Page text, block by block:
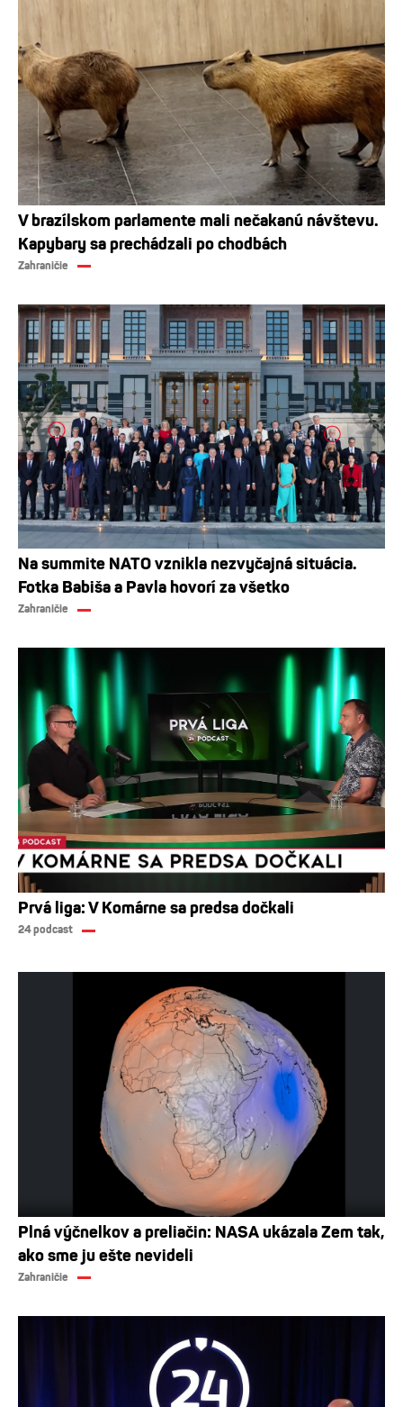
V brazílskom parlamente mali nečakanú návštevu.
Kapybary sa prechádzali po chodbách
Zahraničie
Na summite NATO vznikla nezvyčajná situácia.
Fotka Babiša a Pavla hovorí za všetko
Zahraničie
Prvá liga: V Komárne sa predsa dočkali
24 podcast
Plná výčnelkov a preliačin: NASA ukázala Zem tak,
ako sme ju ešte nevideli
Zahraničie